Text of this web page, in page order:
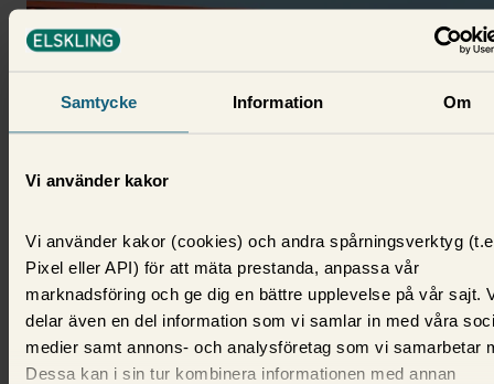
Samtycke Information Om
Vi använder kakor
Vi använder kakor (cookies) och andra spårningsverktyg
Pixel eller API) för att mäta prestanda, anpassa vår
marknadsföring och ge dig en bättre upplevelse på vår sajt.
delar även en del information som vi samlar in med våra
medier samt annons- och analysföretag som vi samarbetar
Dessa kan i sin tur kombinera informationen med annan
Köpa eller leasa solceller?
Elskling tittar på hur det går till att hyra solceller,
15 juli 2026,Tone Eijderlo